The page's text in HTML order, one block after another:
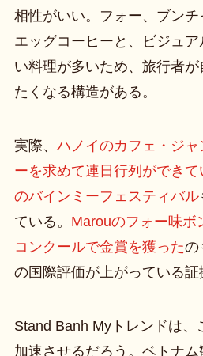
相性がいい。フォー、ブンチ
エッグコーヒーと、ビジュ
い料理が多いため、旅行者
たくなる構造がある。
実際、 ハノイのカフェ・ジャ
ーを求めて連日行列ができて
のバインミーフェスティバル
ている。 Marouのフォー味ボ
コンクールで金賞を獲ったの
の国際評価が上がっている証
Stand Banh Myトレンドは、
加速させるだろう。ベトナ